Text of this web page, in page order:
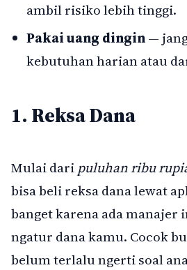
ambil risiko lebih tinggi.
Pakai uang dingin—
kebutuhan harian atau
1. Reksa Dana
Mulai dari puluhan ribu
bisa beli reksa dana lewat
banget karena ada manajer
ngatur dana kamu. Cocok
belum terlalu ngerti soal